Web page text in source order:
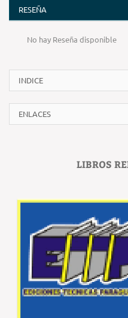
RESEÑA
No hay Reseña disponible
INDICE
ENLACES
LIBROS